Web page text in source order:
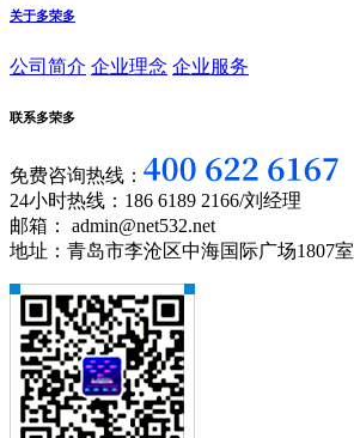
关于多荣多
公司简介 企业理念 企业服务
联系多荣多
免费咨询热线：
24小时热线：186 6189 2166/刘经理
邮箱： admin@net532.net
地址：青岛市李沧区中海国际广场1807室